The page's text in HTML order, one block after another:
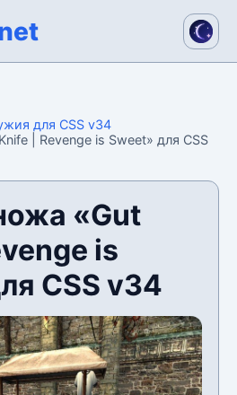
для CSS v34
| Revenge is Sweet» для CSS
«Gut
is
CSS v34